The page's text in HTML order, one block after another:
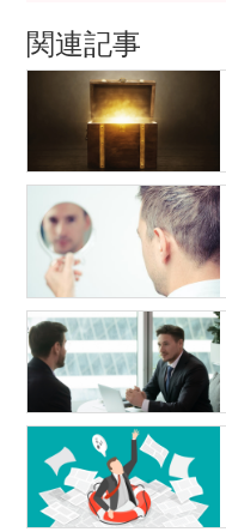
関連記事